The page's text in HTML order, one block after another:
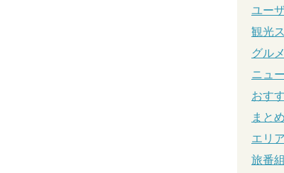
ユー
観光
グル
ニュ
おす
まとめ
エリ
旅番組